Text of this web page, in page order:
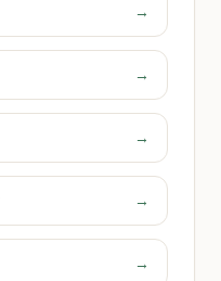
→
→
→
→
→